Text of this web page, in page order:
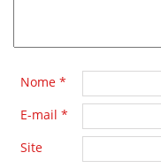
Nome *
E-mail *
Site